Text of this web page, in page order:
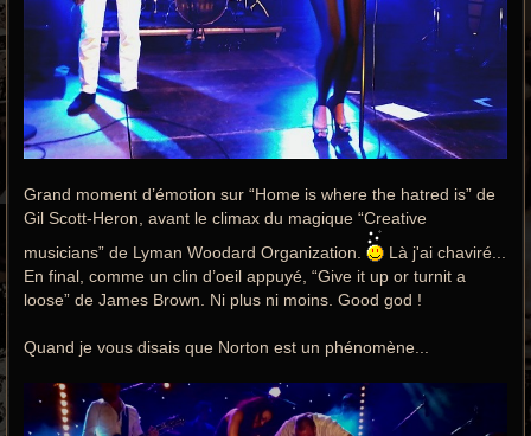
Grand moment d’émotion sur “Home is where the hatred is” de
Gil Scott-Heron, avant le climax du magique “Creative
musicians” de Lyman Woodard Organization.
Là j'ai chaviré...
En final, comme un clin d’oeil appuyé, “Give it up or turnit a
loose” de James Brown. Ni plus ni moins. Good god !
Quand je vous disais que Norton est un phénomène...